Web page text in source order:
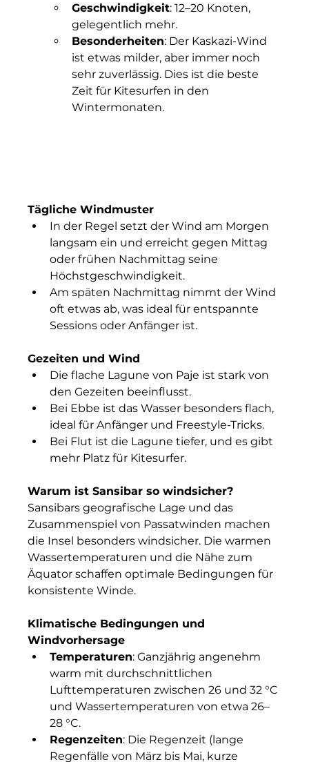
Geschwindigkeit: 12–20 Knoten,
gelegentlich mehr.
Besonderheiten: Der Kaskazi-Wind
ist etwas milder, aber immer noch
sehr zuverlässig. Dies ist die beste
Zeit für Kitesurfen in den
Wintermonaten.
Tägliche Windmuster
In der Regel setzt der Wind am Morgen
langsam ein und erreicht gegen Mittag
oder frühen Nachmittag seine
Höchstgeschwindigkeit.
Am späten Nachmittag nimmt der Wind
oft etwas ab, was ideal für entspannte
Sessions oder Anfänger ist.
Gezeiten und Wind
Die flache Lagune von Paje ist stark von
den Gezeiten beeinflusst.
Bei Ebbe ist das Wasser besonders flach,
ideal für Anfänger und Freestyle-Tricks.
Bei Flut ist die Lagune tiefer, und es gibt
mehr Platz für Kitesurfer.
Warum ist Sansibar so windsicher?
Sansibars geografische Lage und das
Zusammenspiel von Passatwinden machen
die Insel besonders windsicher. Die warmen
Wassertemperaturen und die Nähe zum
Äquator schaffen optimale Bedingungen für
konsistente Winde.
Klimatische Bedingungen und
Windvorhersage
Temperaturen: Ganzjährig angenehm
warm mit durchschnittlichen
Lufttemperaturen zwischen 26 und 32 °C
und Wassertemperaturen von etwa 26–
28 °C.
Regenzeiten: Die Regenzeit (lange
Regenfälle von März bis Mai, kurze